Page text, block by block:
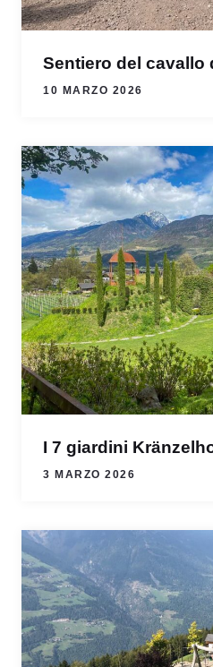
Sentiero del cavallo
10 MARZO 2026
I 7 giardini
3 MARZO 2026